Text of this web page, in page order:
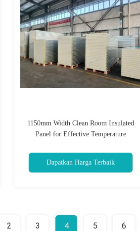
1150mm Width Clean Room Insulated
Panel for Effective Temperature
Dapatkan Harga Terbaik
2 3 4 5 6